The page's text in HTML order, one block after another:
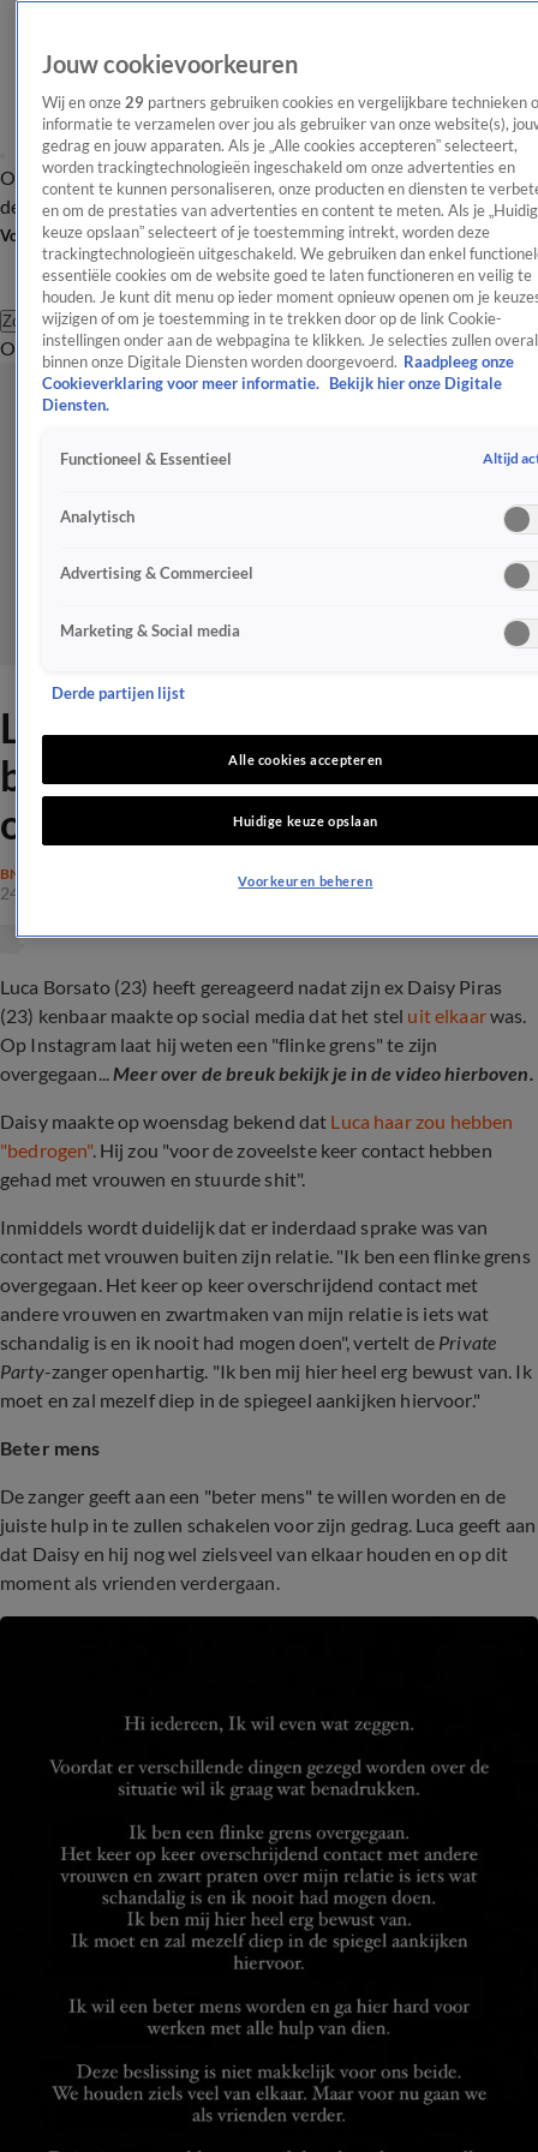
OverzichtAfleveringen Entertainment TV Algemeen
Tip
de redactieNieuwsbrief
Volg Shownieuws
Zoeken
OverzichtEntertainmentSpraakmakendRealityCrimeVideo's
Luca Borsato reageert op
break up: 'Ben flinke grens
overgegaan'
BN'ERS
24 aug 2022, 15:23
Luca Borsato (23) heeft gereageerd nadat zijn ex Daisy Piras
(23) kenbaar maakte op social media dat het stel uit elkaarwas.
Op Instagram laat hij weten een "flinke grens" te zijn
overgegaan...Meer over de breuk bekijk je in de video hierboven.
Daisy maakte op woensdag bekend dat Luca haar zou hebben
"bedrogen". Hij zou "voor de zoveelste keer contact hebben
gehad met vrouwen en stuurde shit".
Inmiddels wordt duidelijk dat er inderdaad sprake was van
contact met vrouwen buiten zijn relatie. "Ik ben een flinke grens
overgegaan. Het keer op keer overschrijdend contact met
andere vrouwen en zwartmaken van mijn relatie is iets wat
schandalig is en ik nooit had mogen doen", vertelt de Private
Party-zanger openhartig. "Ik ben mij hier heel erg bewust van. Ik
moet en zal mezelf diep in de spiegeel aankijken hiervoor."
Beter mens
De zanger geeft aan een "beter mens" te willen worden en de
juiste hulp in te zullen schakelen voor zijn gedrag. Luca geeft aan
dat Daisy en hij nog wel zielsveel van elkaar houden en op dit
moment als vrienden verdergaan.
Jouw cookievoorkeuren
Wij en onze 29 partners gebruiken cookies en vergelijkbare technieken
informatie te verzamelen over jou als gebruiker van onze website(s),
gedrag en jouw apparaten. Als je „Alle cookies accepteren” selecteert,
worden trackingtechnologieën ingeschakeld om onze advertenties en
content te kunnen personaliseren, onze producten en diensten te
en om de prestaties van advertenties en content te meten. Als je
keuze opslaan” selecteert of je toestemming intrekt, worden deze
trackingtechnologieën uitgeschakeld. We gebruiken dan enkel
essentiële cookies om de website goed te laten functioneren en veilig te
houden. Je kunt dit menu op ieder moment opnieuw openen om je
wijzigen of om je toestemming in te trekken door op de link Cookie-
instellingen onder aan de webpagina te klikken. Je selecties zullen overal
binnen onze Digitale Diensten worden doorgevoerd. Raadpleeg onze
Cookieverklaring voor meer informatie.
Bekijk hier onze Digitale
Diensten.
Functioneel & Essentieel Altijd
Analytisch
Advertising & Commercieel
Marketing & Social media
Derde partijen lijst
Alle cookies accepteren
Huidige keuze opslaan
Voorkeuren beheren